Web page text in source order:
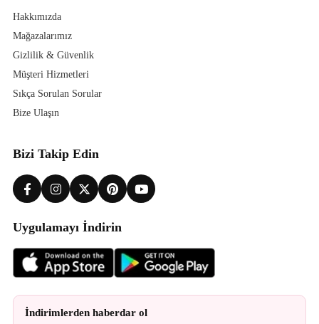
Hakkımızda
Mağazalarımız
Gizlilik & Güvenlik
Müşteri Hizmetleri
Sıkça Sorulan Sorular
Bize Ulaşın
Bizi Takip Edin
Uygulamayı İndirin
İndirimlerden haberdar ol